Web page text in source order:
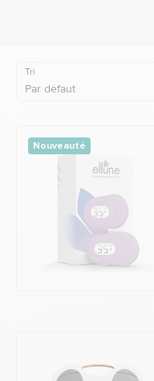
Tri
Par défaut
Nouveauté